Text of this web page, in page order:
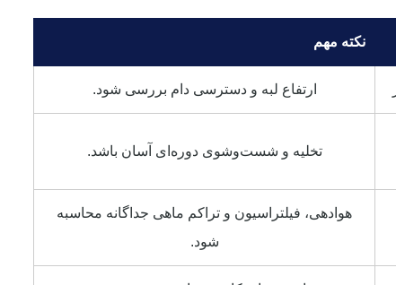
نکته مهم
ارتفاع لبه و دسترسی دام بررسی شود.
تخلیه و شست‌وشوی دوره‌ای آسان باشد.
هوادهی، فیلتراسیون و تراکم ماهی جداگانه محاسبه
شود.